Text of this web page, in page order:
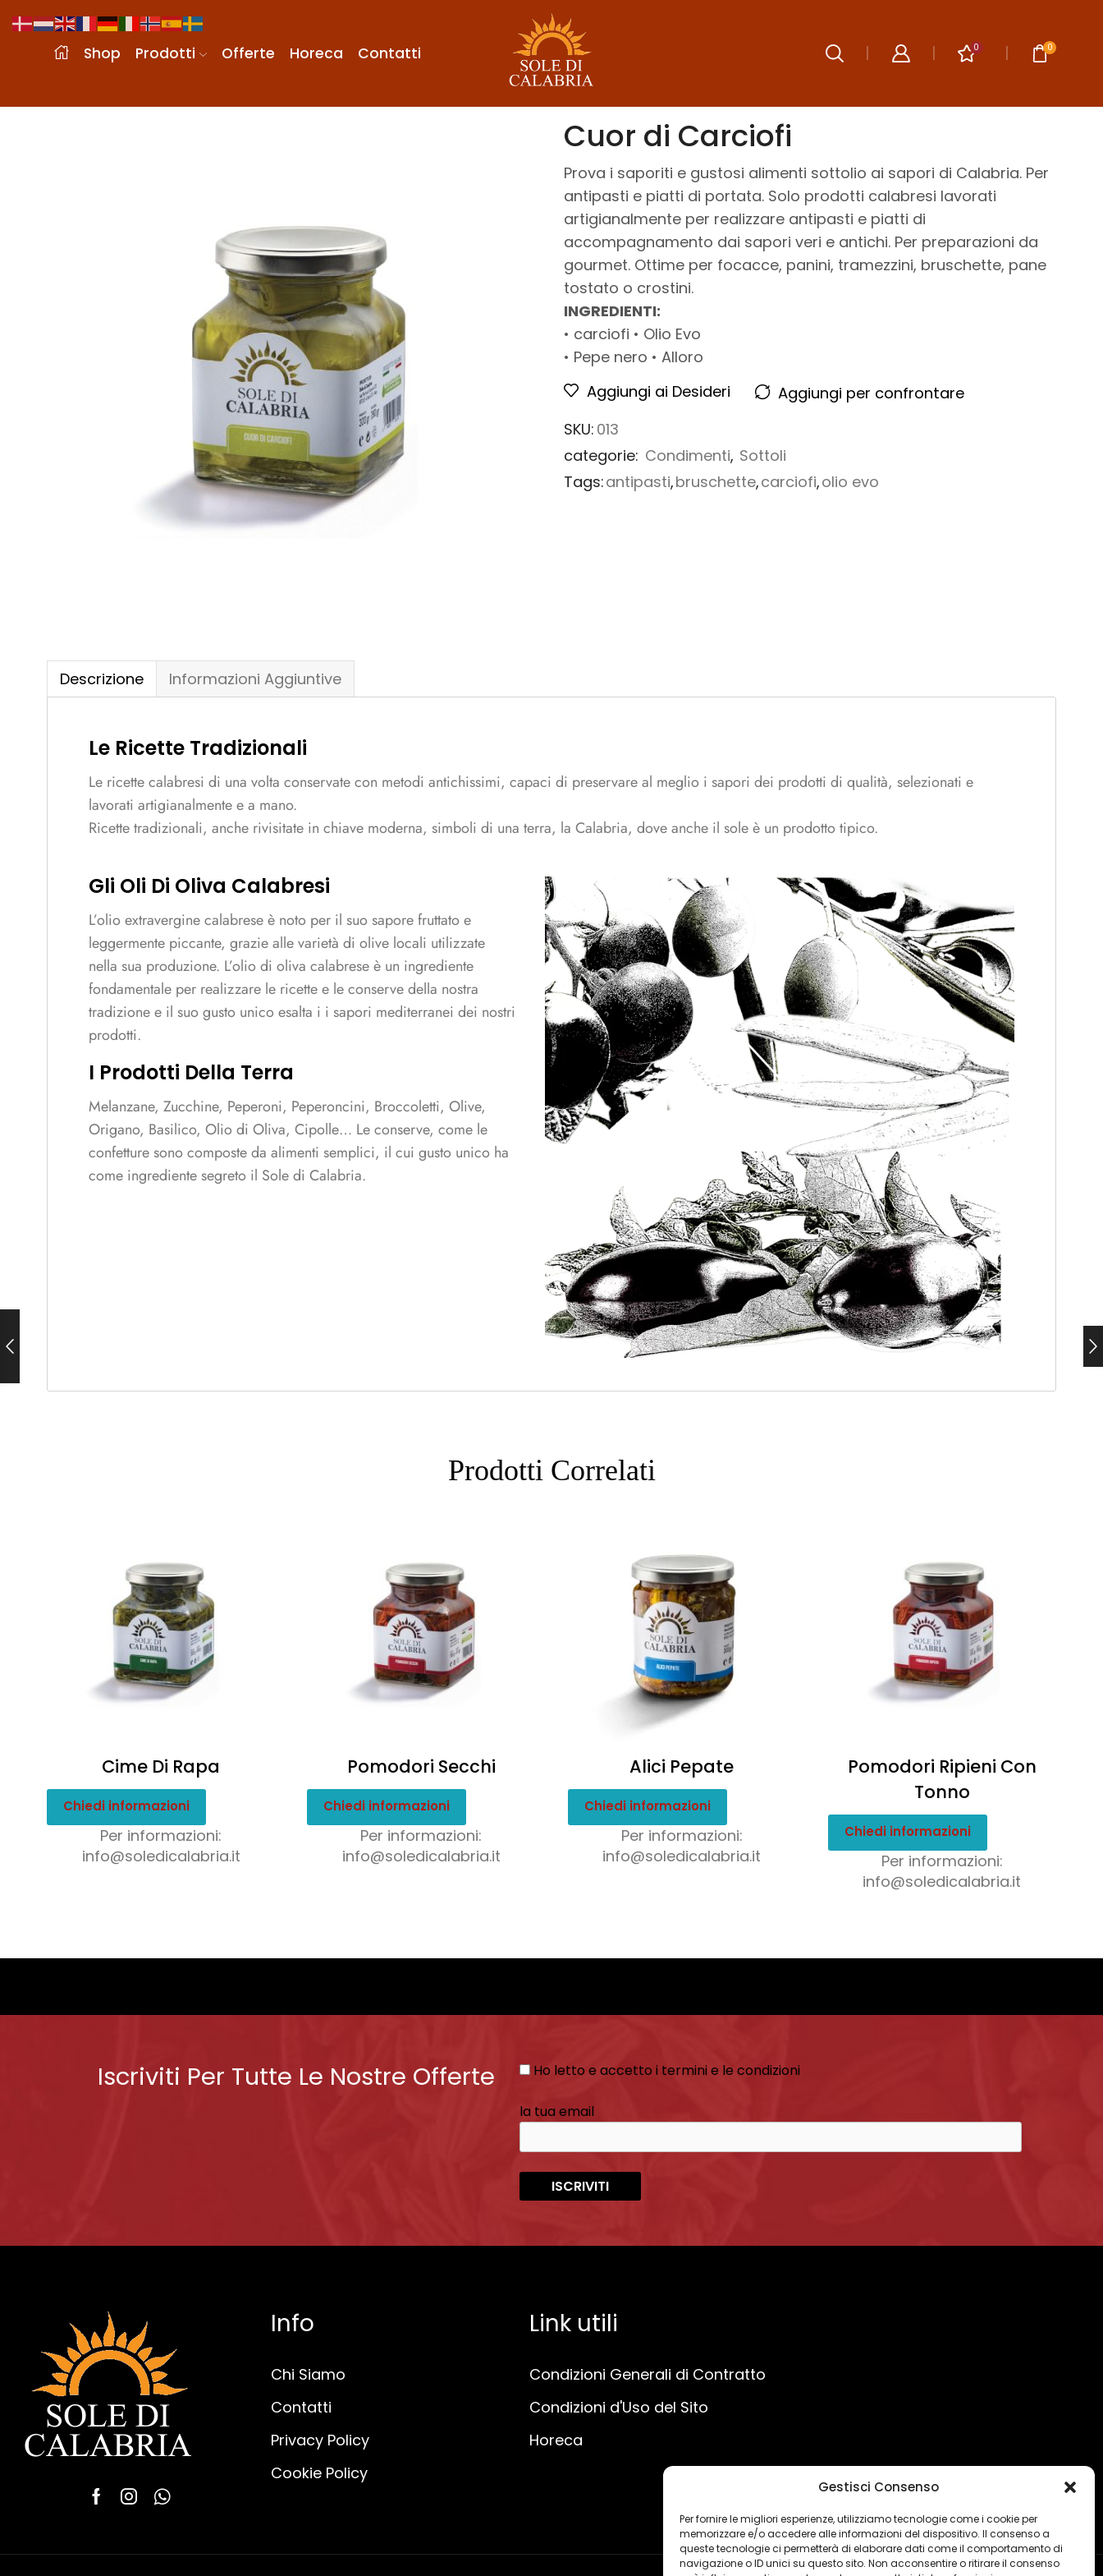
Gestisci Consenso
Per fornire le migliori esperienze, utilizziamo tecnologie come i cookie per
memorizzare e/o accedere alle informazioni del dispositivo. Il consenso a
queste tecnologie ci permetterà di elaborare dati come il comportamento di
navigazione o ID unici su questo sito. Non acconsentire o ritirare il consenso
Shop Prodotti Offerte Horeca Contatti 0 0
Cuor di Carciofi
Prova i saporiti e gustosi alimenti sottolio ai sapori di Calabria. Per
antipasti e piatti di portata. Solo prodotti calabresi lavorati
artigianalmente per realizzare antipasti e piatti di
accompagnamento dai sapori veri e antichi. Per preparazioni da
gourmet. Ottime per focacce, panini, tramezzini, bruschette, pane
tostato o crostini.
INGREDIENTI:
• carciofi • Olio Evo
• Pepe nero • Alloro
Aggiungi ai Desideri
Aggiungi per confrontare
SKU: 013
categorie: Condimenti, Sottoli
Tags:antipasti,bruschette,carciofi,olio evo
Descrizione Informazioni Aggiuntive
Le Ricette Tradizionali
Le ricette calabresi di una volta conservate con metodi antichissimi, capaci di preservare al meglio i sapori dei prodotti di qualità, selezionati e
lavorati artigianalmente e a mano.
Ricette tradizionali, anche rivisitate in chiave moderna, simboli di una terra, la Calabria, dove anche il sole è un prodotto tipico.
Gli Oli Di Oliva Calabresi
L’olio extravergine calabrese è noto per il suo sapore fruttato e
leggermente piccante, grazie alle varietà di olive locali utilizzate
nella sua produzione. L’olio di oliva calabrese è un ingrediente
fondamentale per realizzare le ricette e le conserve della nostra
tradizione e il suo gusto unico esalta i i sapori mediterranei dei nostri
prodotti.
I Prodotti Della Terra
Melanzane, Zucchine, Peperoni, Peperoncini, Broccoletti, Olive,
Origano, Basilico, Olio di Oliva, Cipolle… Le conserve, come le
confetture sono composte da alimenti semplici, il cui gusto unico ha
come ingrediente segreto il Sole di Calabria.
Prodotti Correlati
Cime Di Rapa
Chiedi informazioni
Per informazioni:
info@soledicalabria.it
Pomodori Secchi
Chiedi informazioni
Per informazioni:
info@soledicalabria.it
Alici Pepate
Chiedi informazioni
Per informazioni:
info@soledicalabria.it
Pomodori Ripieni Con
Tonno
Chiedi informazioni
Per informazioni:
info@soledicalabria.it
Iscriviti Per Tutte Le Nostre Offerte Ho letto e accetto i termini e le condizioni
la tua email
Info
Chi Siamo
Contatti
Privacy Policy
Cookie Policy
Link utili
Condizioni Generali di Contratto
Condizioni d'Uso del Sito
Horeca